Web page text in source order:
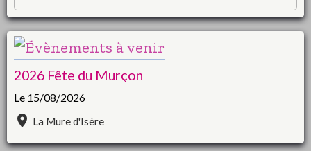
2026 Fête du Murçon
Le 15/08/2026
La Mure d'Isère